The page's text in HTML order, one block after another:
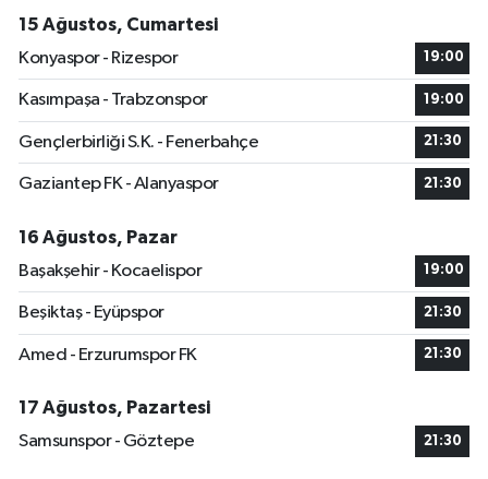
15 Ağustos, Cumartesi
Konyaspor - Rizespor
19:00
Kasımpaşa - Trabzonspor 19:00
Gençlerbirliği S.K. - Fenerbahçe 21:30
Gaziantep FK - Alanyaspor 21:30
16 Ağustos, Pazar
Başakşehir - Kocaelispor
19:00
Beşiktaş - Eyüpspor 21:30
Amed - Erzurumspor FK 21:30
17 Ağustos, Pazartesi
Samsunspor - Göztepe
21:30